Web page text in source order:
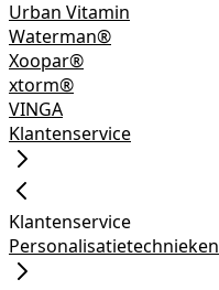
Urban Vitamin
Waterman®
Xoopar®
xtorm®
VINGA
Klantenservice
Klantenservice
Personalisatietechnieken